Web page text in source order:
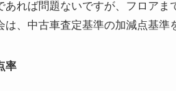
あれば問題ないですが、フロア
は、中古車査定基準の加減点基準
率